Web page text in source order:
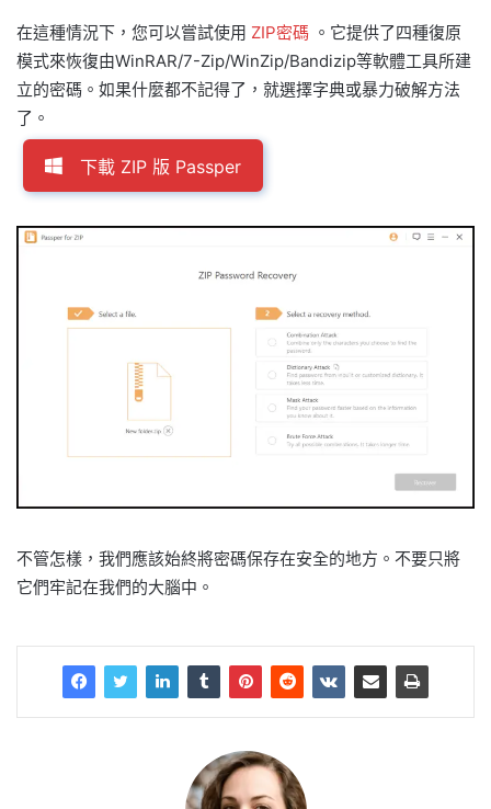
在這種情況下，您可以嘗試使用 ZIP密碼 。它提供了四種復原
模式來恢復由WinRAR/7-Zip/WinZip/Bandizip等軟體工具所建
立的密碼。如果什麼都不記得了，就選擇字典或暴力破解方法
了。
下載 ZIP 版 Passper
不管怎樣，我們應該始終將密碼保存在安全的地方。不要只將
它們牢記在我們的大腦中。